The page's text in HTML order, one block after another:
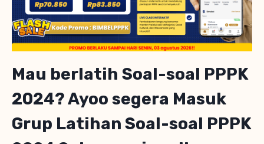
Mau berlatih Soal-soal PPPK
2024? Ayoo segera Masuk
Grup Latihan Soal-soal PPPK